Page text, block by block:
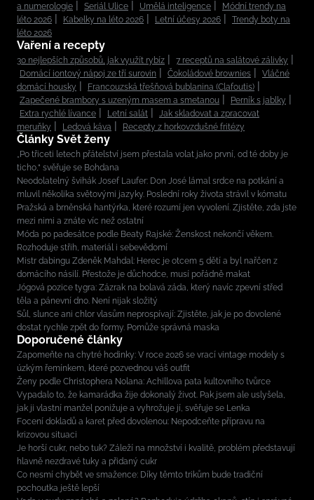
a numerologie
Seriál Ulice Umělá inteligence
Módní trendy na
léto 2026
Kabelky na léto 2026 Letní účesy 2026
Trendy boty na
léto 2026
Vaření a recepty
30 nejlepších způsobů, jak využít rybíz
7 receptů na salátové zálivky
Domácí iontový nápoj ze tří surovin
Čokoládové brownies
Vláčné
domácí housky
Francouzská třešňová bublanina (Clafoutis)
Zapečené brambory s uzeným masem a smetanou
Perník s jablky
Extra rychlé lívance
Letní salát
Jak skladovat a zpracovat
meruňky
Ledová káva Recepty z horkovzdušné fritézy
Články Svět ženy
„Po třiceti letech přátelství jsem přestala volat jako první, od té doby je
ticho,“ svěřuje se Bohdana
Neodolatelný švihák Josef Laufer: Don José lámal srdce na potkání a
mluvil několika světovými jazyky. Poslední roky života strávil v kómatu
Pražská a brněnská hantýrka, které rozumí jen vyvolení. Zjistěte, zda jste
mezi nimi a znáte víc než ostatní
Móda po padesátce podle Beaty Rajské: Ženskost nekončí věkem.
Rozhoduje střih, materiál i sebevědomí
Mistr dabingu Zdeněk Mahdal: Herec je otcem 5 dětí a byl nařčen z
domácího násilí. Přestože je důchodce, musí pořádně makat
Jógová pozice tygra: Zázrak na bolavá záda, který navíc zpevní střed
těla a pánevní dno. Není nijak složitý
Sůl, slunce ani chlor vlasům neprospívají: Zjistěte, jak je po dovolené
dostat rychle zpět do formy. Pomůže správná maska
Doporučené články
Zapomeňte na chytré hodinky: V roce 2026 se vrací vintage modely s
úzkým řemínkem, které pozvednou váš outfit
Ženy podle Christophera Nolana: Achillova pata kultovního tvůrce
Vypadalo to, že kamarádka žije dokonalý život. Pak jsem ale uslyšela,
jak ji vlastní manžel ponižuje a vyhrožuje jí, svěřuje se Lenka
Focení dokladů a karet před dovolenou: Nepodceňte přípravu na
krizovou situaci
Je horší cukr, nebo tuk? Záleží na množství i kvalitě, problém představují
hlavně nezdravé tuky a přidaný cukr
Co nesmí chybět ve smažence: Díky těmto trikům bude tradiční
pochoutka ještě lepší